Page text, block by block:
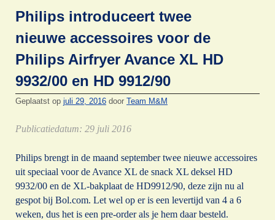
Philips introduceert twee
nieuwe accessoires voor de
Philips Airfryer Avance XL HD
9932/00 en HD 9912/90
Geplaatst op juli 29, 2016 door Team M&M
Publicatiedatum: 29 juli 2016
Philips brengt in de maand september twee nieuwe accessoires
uit speciaal voor de Avance XL de snack XL deksel HD
9932/00 en de XL-bakplaat de HD9912/90, deze zijn nu al
gespot bij Bol.com. Let wel op er is een levertijd van 4 a 6
weken, dus het is een pre-order als je hem daar besteld.